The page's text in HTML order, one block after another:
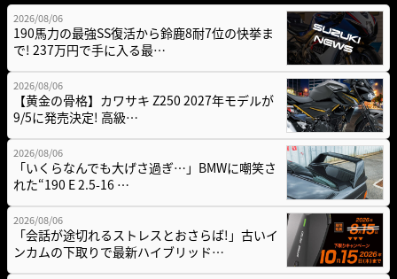
2026/08/06
190馬力の最強SS復活から鈴鹿8耐7位の快挙ま
で! 237万円で手に入る最…
2026/08/06
【黄金の骨格】カワサキ Z250 2027年モデルが
9/5に発売決定! 高級…
2026/08/06
「いくらなんでも大げさ過ぎ…」BMWに嘲笑さ
れた“190 E 2.5-16 …
2026/08/06
「会話が途切れるストレスとおさらば!」古いイ
ンカムの下取りで最新ハイブリッド…